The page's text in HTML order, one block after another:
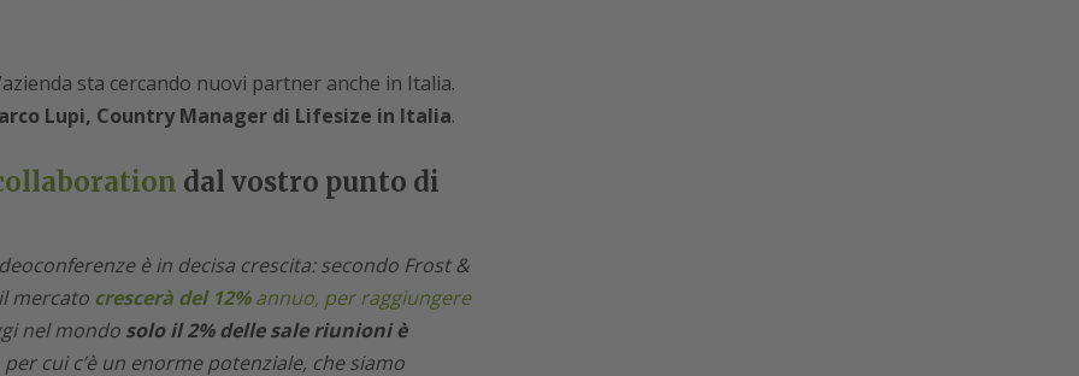
sta cercando nuovi partner anche in Italia.
Lupi, Country Manager di Lifesize in Italia.
dal vostro punto di
è in decisa crescita: secondo Frost &
mercato crescerà del 12%annuo, per raggiungere
nel mondo solo il 2% delle sale riunioni è
per cui c’è un enorme potenziale, che siamo